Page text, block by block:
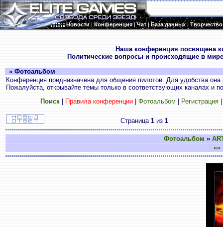
Новости|Конференция|Чат|База данных|Творчество
Наша конференция посвящена
Политические вопросы и происходящие в
» Фотоальбом
Конференция предназначена для общения пилотов. Для удобства
Пожалуйста, открывайте темы только в соответствующих каналах и
Поиск| Правила конференции| Фотоальбом Регистрация
Страница 1из 1
Фотоальбом »
««